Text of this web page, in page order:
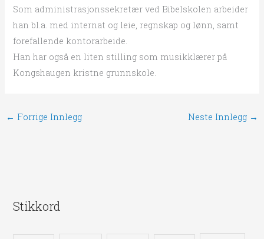
Som administrasjonssekretær ved Bibelskolen arbeider
han bl.a. med internat og leie, regnskap og lønn, samt
forefallende kontorarbeide.
Han har også en liten stilling som musikklærer på
Kongshaugen kristne grunnskole.
← Forrige Innlegg Neste Innlegg →
Stikkord